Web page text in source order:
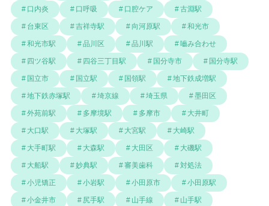
口内炎 口呼吸 口腔ケア 古淵駅
台東区 吉祥寺駅 向河原駅 和光市
和光市駅 品川区 品川駅 嚙み合わせ
四ツ谷駅 四谷三丁目駅 国分寺市 国分寺駅
国立市 国立駅 国領駅 地下鉄成増駅
地下鉄赤塚駅 埼京線 埼玉県 墨田区
外苑前駅 多摩境駅 多摩市 大井町
大口駅 大塚駅 大宮駅 大崎駅
大手町駅 大森駅 大田区 大磯駅
大船駅 妙典駅 審美歯科 対処法
小児矯正 小岩駅 小田原市 小田原駅
小金井市 尻手駅 山手線 山手駅